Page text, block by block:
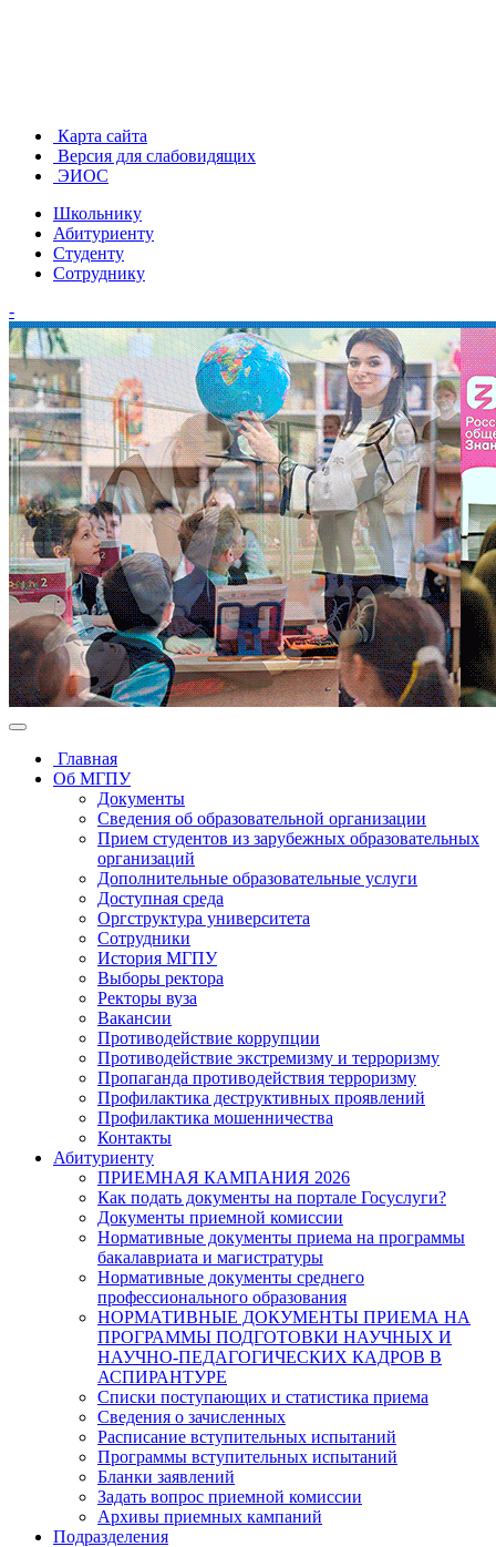
Карта сайта
Версия для слабовидящих
ЭИОС
Школьнику
Абитуриенту
Студенту
Сотруднику
-
Главная
Об МГПУ
Документы
Сведения об образовательной организации
Прием студентов из зарубежных образовательных
организаций
Дополнительные образовательные услуги
Доступная среда
Оргструктура университета
Сотрудники
История МГПУ
Выборы ректора
Ректоры вуза
Вакансии
Противодействие коррупции
Противодействие экстремизму и терроризму
Пропаганда противодействия терроризму
Профилактика деструктивных проявлений
Профилактика мошенничества
Контакты
Абитуриенту
ПРИЕМНАЯ КАМПАНИЯ 2026
Как подать документы на портале Госуслуги?
Документы приемной комиссии
Нормативные документы приема на программы
бакалавриата и магистратуры
Нормативные документы среднего
профессионального образования
НОРМАТИВНЫЕ ДОКУМЕНТЫ ПРИЕМА НА
ПРОГРАММЫ ПОДГОТОВКИ НАУЧНЫХ И
НАУЧНО-ПЕДАГОГИЧЕСКИХ КАДРОВ В
АСПИРАНТУРЕ
Списки поступающих и статистика приема
Сведения о зачисленных
Расписание вступительных испытаний
Программы вступительных испытаний
Бланки заявлений
Задать вопрос приемной комиссии
Архивы приемных кампаний
Подразделения